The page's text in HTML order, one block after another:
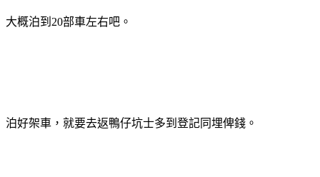
大概泊到20部車左右吧。
泊好架車，就要去返鴨仔坑士多到登記同埋俾錢。